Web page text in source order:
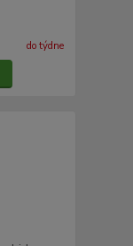
do týdne